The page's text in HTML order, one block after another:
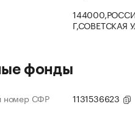
Г,СОВЕТСКАЯ
фонды
номер СФР 1131536623